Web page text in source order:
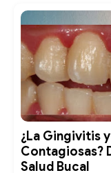
¿La Gingivitis
Contagiosas?
Salud Bucal